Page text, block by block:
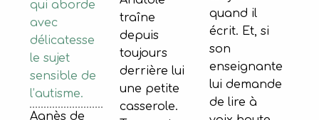
qui aborde
avec
délicatesse
le sujet
sensible de
l’autisme.
Agnès de
quand il
écrit. Et, si
son
enseignante
lui demande
de lire à
traîne
depuis
toujours
derrière lui
une petite
casserole.